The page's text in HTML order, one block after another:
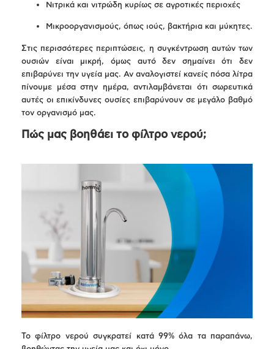
Νιτρικά και νιτρώδη κυρίως σε αγροτικές περιοχές
Μικροοργανισμούς, όπως ιούς, βακτήρια και μύκητες.
Στις περισσότερες περιπτώσεις, η συγκέντρωση αυτών των
ουσιών είναι μικρή, όμως αυτό δεν σημαίνει ότι δεν
επιβαρύνει την υγεία μας. Αν αναλογιστεί κανείς πόσα λίτρα
πίνουμε μέσα στην ημέρα, αντιλαμβάνεται ότι σωρευτικά
αυτές οι επικίνδυνες ουσίες επιβαρύνουν σε μεγάλο βαθμό
τον οργανισμό μας.
Πώς μας βοηθάει το φίλτρο νερού;
Το φίλτρο νερού συγκρατεί κατά 99% όλα τα παραπάνω,